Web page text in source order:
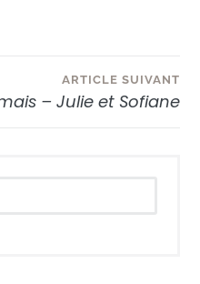
ARTICLE SUIVANT
– Julie et Sofiane